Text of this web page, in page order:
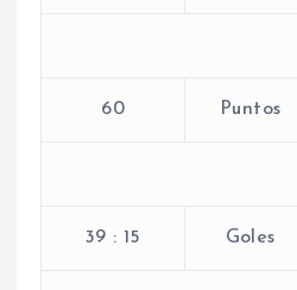
60 Puntos
39 : 15 Goles